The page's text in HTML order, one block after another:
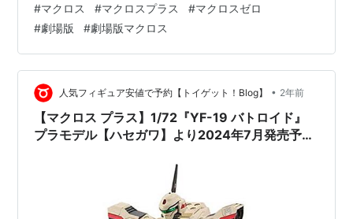
ラモ買ったりなんだかんだとマクロスは好きだった。ガ
ンダムやガンプラが人気だったので、大っぴらには言わ
なかったが。子供の頃、親戚の家に墓参りに行き、いと
このねーちゃんを部屋に呼びに行ったら劇場版を放送し
てた思い出。事前に分かったたら自宅のビデオに録画し
てたのにと、かなり後悔した思い出。昔は新聞のテ…
#マクロス #マクロスプラス #マクロスゼロ
#劇場版 #劇場版マクロス
人気フィギュア安値で予約【トイゲット！Blog】 • 2年前
【マクロス プラス】1/72『YF-19 バトロイド』
プラモデル【ハセガワ】より2024年7月発売予定